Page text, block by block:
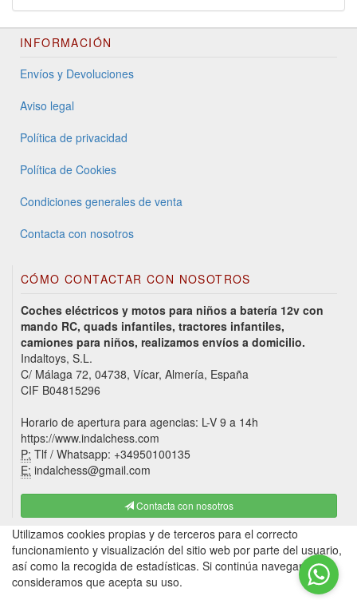
INFORMACIÓN
Envíos y Devoluciones
Aviso legal
Política de privacidad
Política de Cookies
Condiciones generales de venta
Contacta con nosotros
CÓMO CONTACTAR CON NOSOTROS
Coches eléctricos y motos para niños a batería 12v con
mando RC, quads infantiles, tractores infantiles,
camiones para niños, realizamos envíos a domicilio.
Indaltoys, S.L.
C/ Málaga 72, 04738, Vícar, Almería, España
CIF B04815296
Horario de apertura para agencias: L-V 9 a 14h
https://www.indalchess.com
P: Tlf / Whatsapp: +34950100135
E: indalchess@gmail.com
Contacta con nosotros
Utilizamos cookies propias y de terceros para el correcto
funcionamiento y visualización del sitio web por parte del usuario,
así como la recogida de estadísticas. Si continúa navegando,
consideramos que acepta su uso.